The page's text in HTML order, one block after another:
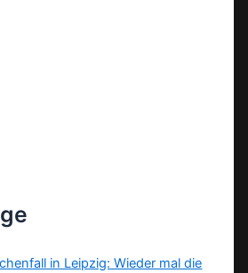
in Leipzig: Wieder mal die